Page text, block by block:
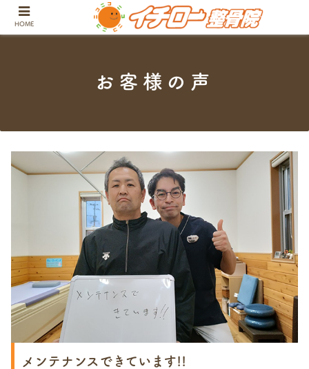
長崎県大村市でお体の不調や痛みに
お客様の声
メンテナンスできています!!
HOME